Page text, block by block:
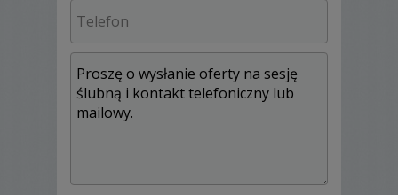
zostały docenione przez jury prestiżowego
konkursu Grand Front. Jako jedna z niewielu
osób w Polsce posiadamcertyfikat Adobe
Publishing Expert
Cóż, to chyba wszystko, co najważniejsze.
Pozostaje mi tylko zaprosić do wspólnej
mam nadzieję, że również od Was.